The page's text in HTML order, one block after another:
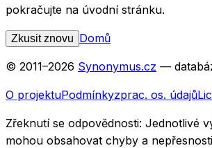
pokračujte na úvodní stránku.
Zkusit znovu Domů
© 2011–2026 Synonymus.cz —
O projektuPodmínkyzprac. os. údajů
Zřeknutí se odpovědnosti: Jednotlivé
mohou obsahovat chyby a